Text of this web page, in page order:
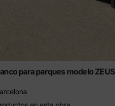
para parques modelo ZEUS